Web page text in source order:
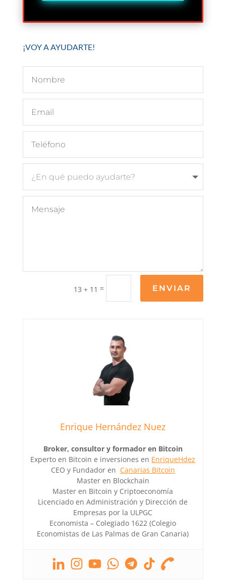
¡VOY A AYUDARTE!
13 + 11 = ENVIAR
Enrique Hernández Nuez
Broker, consultor y formador en Bitcoin
Experto en Bitcoin e inversiones en EnriqueHdez
CEO y Fundador en Canarias Bitcoin
Master en Blockchain
Master en Bitcoin y Criptoeconomía
Licenciado en Administración y Dirección de
Empresas por la ULPGC
Economista – Colegiado 1622 (Colegio
Economistas de Las Palmas de Gran Canaria)